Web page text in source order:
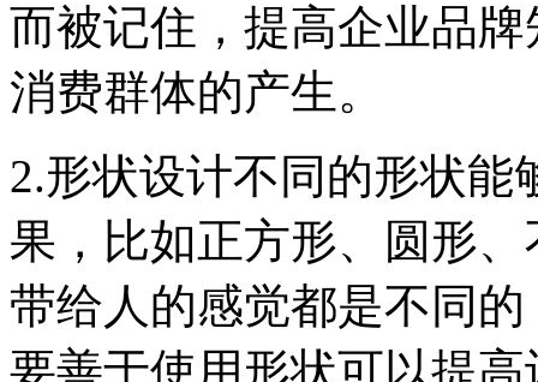
而被记住，提高企业品
消费群体的产生。
2.形状设计不同的形状能
果，比如正方形、圆形
带给人的感觉都是不同
要善于使用形状可以提